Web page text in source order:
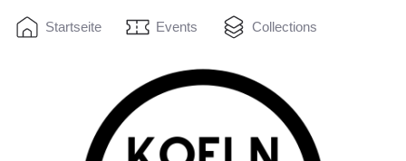
Startseite Events Collections